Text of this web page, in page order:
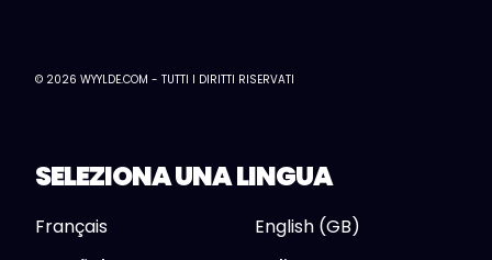
© 2026 WYYLDE.COM - TUTTI I DIRITTI RISERVATI
SELEZIONA UNA LINGUA
Français
English (GB)